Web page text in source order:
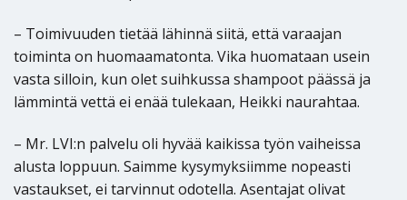
– Toimivuuden tietää lähinnä siitä, että varaajan
toiminta on huomaamatonta. Vika huomataan usein
vasta silloin, kun olet suihkussa shampoot päässä ja
lämmintä vettä ei enää tulekaan, Heikki naurahtaa.
– Mr. LVI:n palvelu oli hyvää kaikissa työn vaiheissa
alusta loppuun. Saimme kysymyksiimme nopeasti
vastaukset, ei tarvinnut odotella. Asentajat olivat